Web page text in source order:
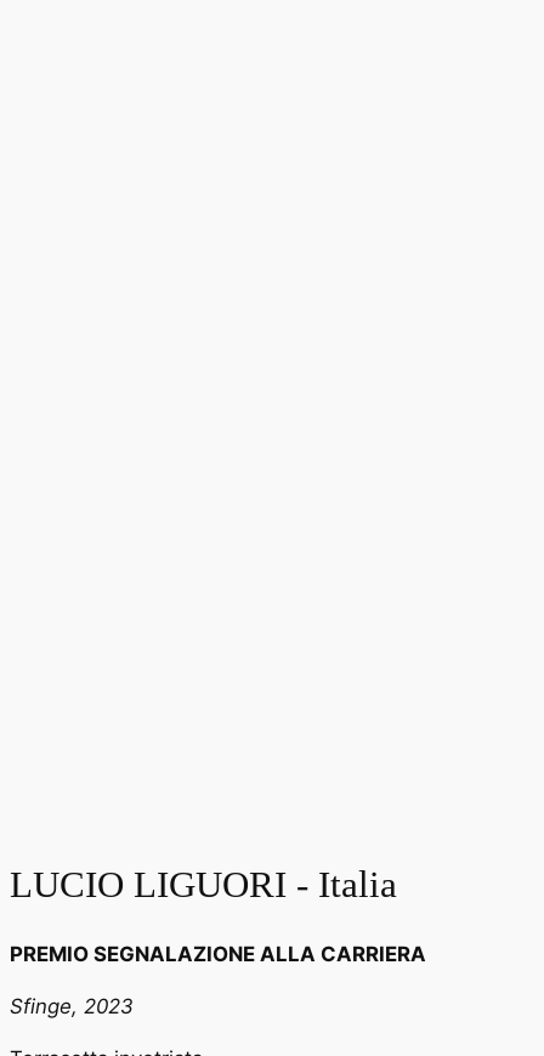
LUCIO LIGUORI - Italia
PREMIO SEGNALAZIONE ALLA CARRIERA
Sfinge, 2023